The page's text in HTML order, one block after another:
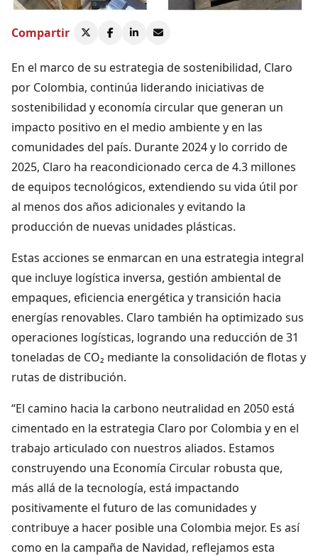
Compartir
En el marco de su estrategia de sostenibilidad, Claro
por Colombia, continúa liderando iniciativas de
sostenibilidad y economía circular que generan un
impacto positivo en el medio ambiente y en las
comunidades del país. Durante 2024 y lo corrido de
2025, Claro ha reacondicionado cerca de 4.3 millones
de equipos tecnológicos, extendiendo su vida útil por
al menos dos años adicionales y evitando la
producción de nuevas unidades plásticas.
Estas acciones se enmarcan en una estrategia integral
que incluye logística inversa, gestión ambiental de
empaques, eficiencia energética y transición hacia
energías renovables. Claro también ha optimizado sus
operaciones logísticas, logrando una reducción de 31
toneladas de CO₂ mediante la consolidación de flotas y
rutas de distribución.
“El camino hacia la carbono neutralidad en 2050 está
cimentado en la estrategia Claro por Colombia y en el
trabajo articulado con nuestros aliados. Estamos
construyendo una Economía Circular robusta que,
más allá de la tecnología, está impactando
positivamente el futuro de las comunidades y
contribuye a hacer posible una Colombia mejor. Es así
como en la campaña de Navidad, reflejamos esta